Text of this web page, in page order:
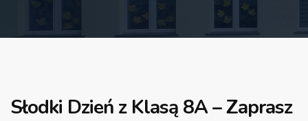
Słodki Dzień z Klasą 8A – Zaprasz